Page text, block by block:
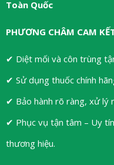
Toàn Quốc
PHƯƠNG CHÂM CAM
✔ Diệt mối và côn trùng
✔ Sử dụng thuốc chính
✔ Bảo hành rõ ràng, xử lý
✔ Phục vụ tận tâm – Uy
thương hiệu.